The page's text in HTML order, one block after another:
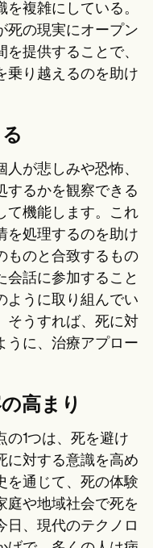
複雑にしている。
死の現実にオープン
提供することで、
乗り越えるのを助け
が悲しみや恐怖、
するかを観察できる
て機能します。これ
を処理するのを助け
ものと合致するもの
会話に参加すること
ように取り組んでい
そうすれば、死に対
うに、治療アプロー
高まり
の1つは、死を避け
に対する意識を高め
を通じて、死の体験
庭や地域社会で死を
日、現代のテクノロ